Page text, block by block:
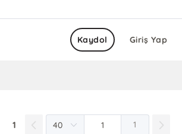
Giriş Yap
Kaydol
1 1